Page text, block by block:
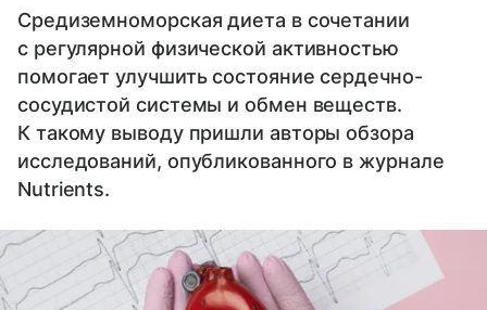
Средиземноморская диета в сочетании
с регулярной физической активностью
помогает улучшить состояние сердечно-
сосудистой системы и обмен веществ.
К такому выводу пришли авторы обзора
исследований, опубликованного в журнале
Nutrients.